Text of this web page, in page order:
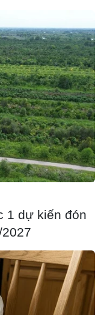
FSB đã thu giữ hơn
và cực đoan.
sự liên quan đến cơ sở
coi "Hizb ut-Tahrir al-
hoạt động trên lãnh
#An ninh
Nga
1 dự kiến đón